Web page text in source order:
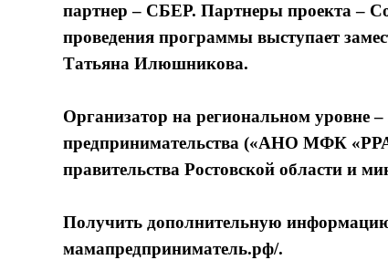
партнер – СБЕР. Партнеры проекта –
проведения программы выступает
Татьяна Илюшникова.
Организатор на региональном уровне –
предпринимательства («АНО МФК
правительства Ростовской области и
Получить дополнительную
мамапредприниматель.рф/.